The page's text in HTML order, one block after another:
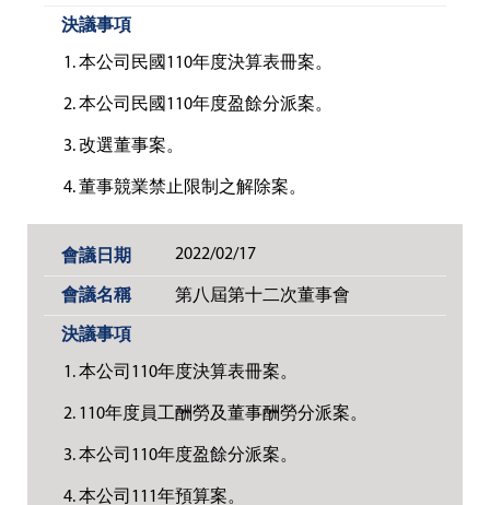
本公司民國110年度決算表冊案。
本公司民國110年度盈餘分派案。
改選董事案。
董事競業禁止限制之解除案。
2022/02/17
第八屆第十二次董事會
本公司110年度決算表冊案。
110年度員工酬勞及董事酬勞分派案。
本公司110年度盈餘分派案。
本公司111年預算案。